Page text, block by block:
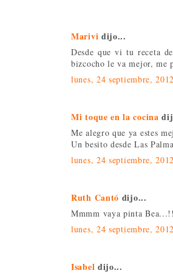
Marivi dijo...
Desde que vi tu receta
bizcocho le va mejor, me
lunes, 24 septiembre, 2012
Mi toque en la cocina
Me alegro que ya estes
Un besito desde Las
lunes, 24 septiembre, 2012
Ruth Cantó dijo...
Mmmm vaya pinta
lunes, 24 septiembre, 2012
Isabel dijo...